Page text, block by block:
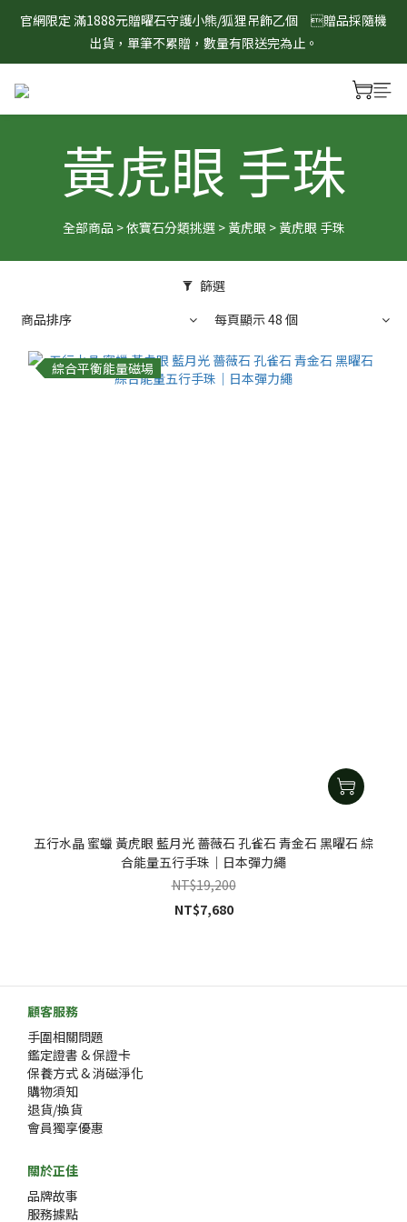
8/1-8/31 淨心護運 全館8折起 記得將商品加入購物車查看最終折
扣金額！
官網限定 滿1888元贈曜石守護小熊/狐狸吊飾乙個　贈品採隨機
出貨，單筆不累贈，數量有限送完為止。
8/1-8/31 淨心護運 全館8折起 記得將商品加入購物車查看最終折
黃虎眼 手珠
全部商品 >依寶石分類挑選> 黃虎眼 > 黃虎眼 手珠
篩選
商品排序
每頁顯示 48 個
綜合平衡能量磁場
五行水晶 蜜蠟 黃虎眼 藍月光 薔薇石 孔雀石 青金石 黑曜石 綜
合能量五行手珠｜日本彈力繩
NT$19,200
NT$7,680
顧客服務
手圍相關問題
鑑定證書 & 保證卡
保養方式 & 消磁淨化
購物須知
退貨/換貨
會員獨享優惠
關於正佳
品牌故事
服務據點